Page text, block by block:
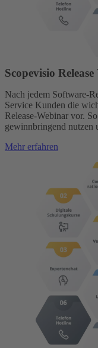
Scopevisio
Nach jedem Software-
Service Kunden die
Release-Webinar vor.
gewinnbringend nutzen
Mehr erfahren